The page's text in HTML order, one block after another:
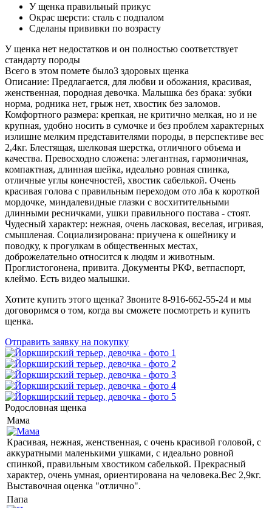
У щенка правильный прикус
Окрас шерсти: сталь с подпалом
Сделаны прививки по возрасту
У щенка нет недостатков и он полностью соответствует
стандарту породы
Всего в этом помете было3 здоровых щенка
Описание: Предлагается, для любви и обожания, красивая,
женственная, породная девочка. Малышка без брака: зубки
норма, родника нет, грыж нет, хвостик без заломов.
Комфортного размера: крепкая, не критично мелкая, но и не
крупная, удобно носить в сумочке и без проблем характерных
излишне мелким представителями породы, в перспективе вес
2,4кг. Блестящая, шелковая шерстка, отличного объема и
качества. Превосходно сложена: элегантная, гармоничная,
компактная, длинная шейка, идеально ровная спинка,
отличные углы конечностей, хвостик сабелькой. Очень
красивая голова с правильным переходом ото лба к короткой
мордочке, миндалевидные глазки с восхитительными
длинными ресничками, ушки правильного постава - стоят.
Чудесный характер: нежная, очень ласковая, веселая, игривая,
смышленая. Социализирована: приучена к ошейнику и
поводку, к прогулкам в общественных местах,
доброжелательно относится к людям и животным.
Проглистогонена, привита. Документы РКФ, ветпаспорт,
клеймо. Есть видео малышки.
Хотите купить этого щенка? Звоните 8-916-662-55-24 и мы
договоримся о том, когда вы сможете посмотреть и купить
щенка.
Отправить заявку на покупку
Родословная щенка
Мама
Красивая, нежная, женственная, с очень красивой головой, с
аккуратными маленькими ушками, с идеально ровной
спинкой, правильным хвостиком сабелькой. Прекрасный
характер, очень умная, ориентирована на человека.Вес 2,9кг.
Выставочная оценка "отлично".
Папа